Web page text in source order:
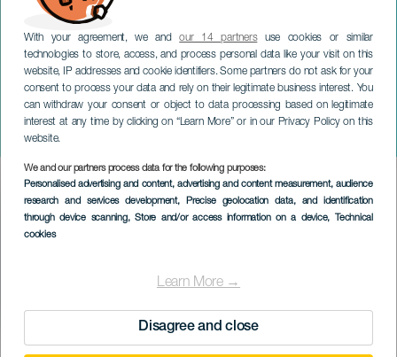
With your agreement, we andour 14 partnersuse cookies or similar
technologies to store, access, and process personal data like your visit on this
website, IP addresses and cookie identifiers. Some partners do not ask for your
consent to process your data and rely on their legitimate business interest. You
can withdraw your consent or object to data processing based on legitimate
interest at any time by clicking on “Learn More” or in our Privacy Policy on this
website.
We and our partners process data for the following purposes:
Personalised advertising and content, advertising and content measurement, audience
research and services development, Precise geolocation data, and identification
through device scanning, Store and/or access information on a device, Technical
cookies
Learn More →
Disagree and close
Family Jumping
GRAN CANARIA
Imagen
Listado
EVENEMANGET HÅLLS